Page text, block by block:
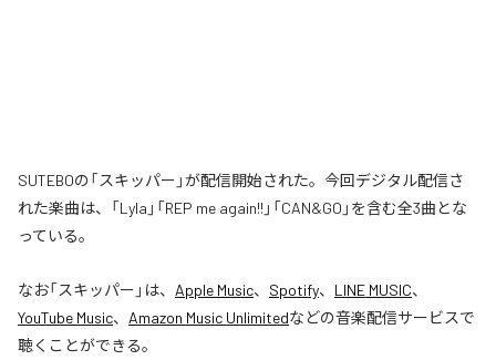
SUTEBOの「スキッパー」が配信開始された。今回デジタル配信さ
れた楽曲は、「Lyla」「REP me again!!」「CAN&GO」を含む全3曲とな
っている。
なお「スキッパー 」は、 Apple Music、 Spotify、 LINE MUSIC、
YouTube Music、 Amazon Music Unlimitedなどの音楽配信サービスで
聴くことができる。